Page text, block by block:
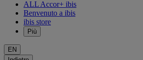
ALL Accor+ ibis
Benvenuto a ibis
ibis store
Più
EN